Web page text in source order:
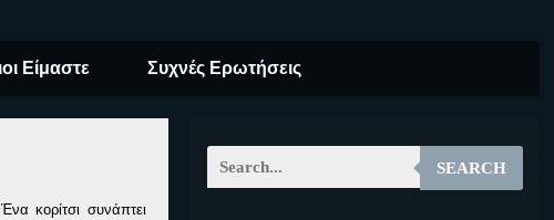
Είμαστε Συχνές Ερωτήσεις
κορίτσι συνάπτει
SEARCH